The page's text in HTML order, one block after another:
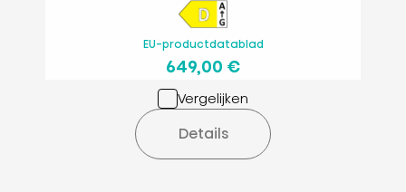
EU-productdatablad
649,00 €
Vergelijken
Details